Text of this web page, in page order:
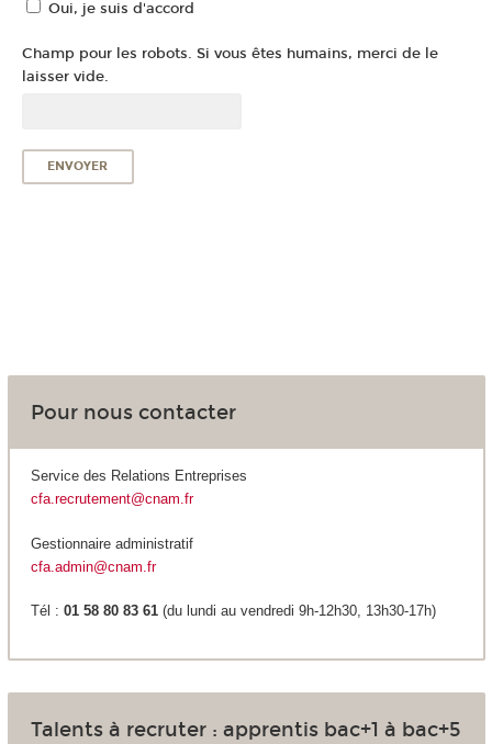
Oui, je suis d'accord
Champ pour les robots. Si vous êtes humains, merci de le
laisser vide.
Pour nous contacter
Service des Relations Entreprises
cfa.recrutement@cnam.fr
Gestionnaire administratif
cfa.admin@cnam.fr
Tél : 01 58 80 83 61(du lundi au vendredi 9h-12h30, 13h30-17h)
Talents à recruter : apprentis bac+1 à bac+5